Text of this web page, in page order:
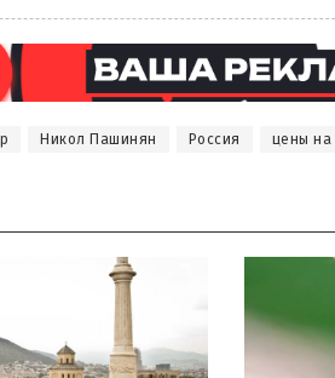
Никол Пашинян Россия цены на